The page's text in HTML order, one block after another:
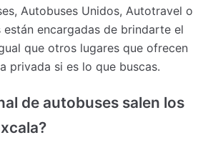
Autobuses Unidos, Autotravel o
están encargadas de brindarte el
que otros lugares que ofrecen
privada si es lo que buscas.
de autobuses salen los